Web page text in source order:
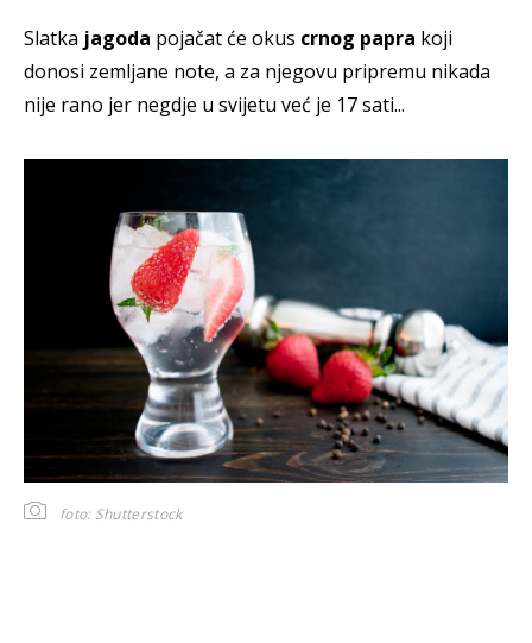
Slatka jagoda pojačat će okus crnog papra koji
donosi zemljane note, a za njegovu pripremu nikada
nije rano jer negdje u svijetu već je 17 sati...
foto: Shutterstock